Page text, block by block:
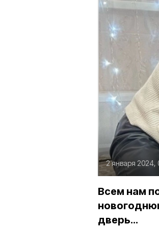
2 января 2024,
Всем нам
дверь…